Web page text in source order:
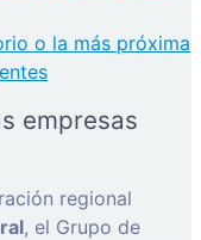
o la más próxima
empresas
regional
, el Grupo de